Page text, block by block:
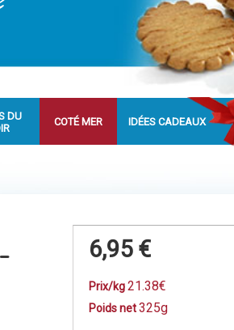
DU
COTÉ MER IDÉES CADEAUX
6,95 €
Prix/kg21.38€
Poids net325g